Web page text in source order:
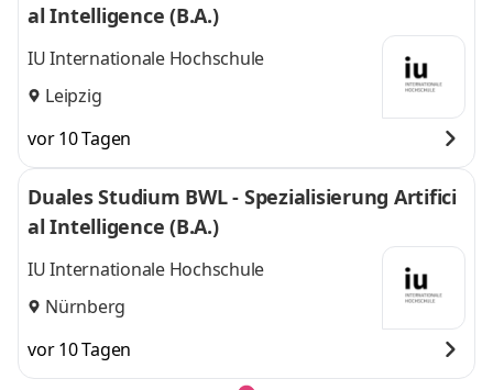
al Intelligence (B.A.)
IU Internationale Hochschule
Leipzig
vor 10 Tagen
Duales Studium BWL - Spezialisierung Artifici
al Intelligence (B.A.)
IU Internationale Hochschule
Nürnberg
vor 10 Tagen